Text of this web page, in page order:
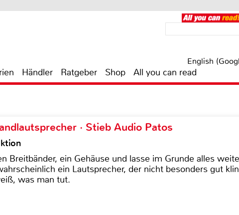
English
Händler Ratgeber Shop All you can read
· Stieb Audio Patos
Breitbänder, ein Gehäuse und lasse im Grunde alles
ein Lautsprecher, der nicht besonders gut
was man tut.